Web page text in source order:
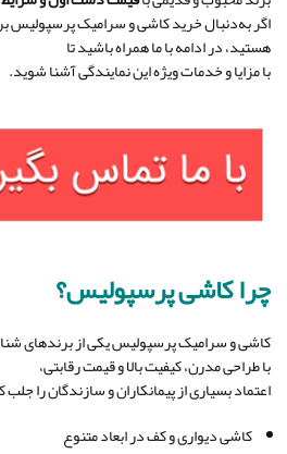
اگر به‌دنبال خرید کاشی و سرامیک پرسپولیس
هستید، در ادامه با ما همراه باشید تا
با مزایا و خدمات ویژه این نمایندگی آشنا شوید.
چرا کاشی پرسپولیس؟
کاشی و سرامیک پرسپولیس یکی از برندهای
با طراحی مدرن، کیفیت بالا و قیمت رقابتی،
اعتماد بسیاری از پیمانکاران و سازندگان را
کاشی دیواری و کف در ابعاد متنوع